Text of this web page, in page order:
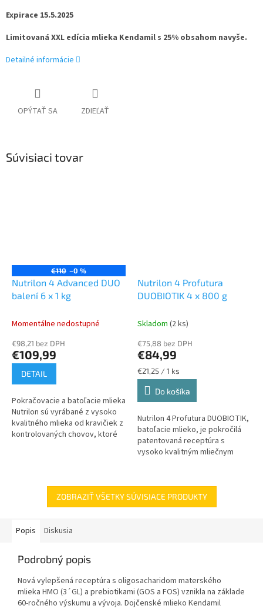
Expirace 15.5.2025
Limitovaná XXL edícia mlieka Kendamil s 25% obsahom navyše.
Detailné informácie
OPÝTAŤ SA ZDIEĽAŤ
Súvisiaci tovar
€110 –0 %
Nutrilon 4 Advanced DUO
balení 6 x 1 kg
Momentálne nedostupné
€98,21 bez DPH
€109,99
DETAIL
Pokračovacie a batoľacie mlieka
Nutrilon sú vyrábané z vysoko
kvalitného mlieka od kravičiek z
kontrolovaných chovov, ktoré
Nutrilon 4 Profutura
DUOBIOTIK 4 x 800 g
Skladom (2 ks)
€75,88 bez DPH
€84,99
Jednotková
cena:
€21,25 / 1 ks
Do košíka
Nutrilon 4 Profutura DUOBIOTIK,
batoľacie mlieko, je pokročilá
patentovaná receptúra s
vysoko kvalitným mliečnym
chutí!...
ZOBRAZIŤ VŠETKY SÚVISIACE PRODUKTY
Popis Diskusia
Podrobný popis
Nová vylepšená receptúra s oligosacharidom materského
mlieka HMO (3´GL) a prebiotikami (GOS a FOS) vznikla na základe
60-ročného výskumu a vývoja. Dojčenské mlieko Kendamil